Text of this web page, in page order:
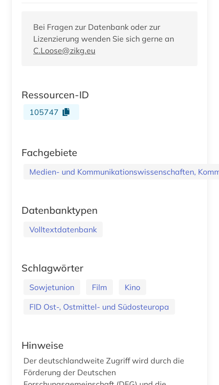
Bei Fragen zur Datenbank oder zur
Lizenzierung wenden Sie sich gerne an
C.Loose@zikg.eu
Ressourcen-ID
105747
Fachgebiete
Medien- und Kommunikationswissenschaften,
Datenbanktypen
Volltextdatenbank
Schlagwörter
Sowjetunion Film
Kino
FID Ost-, Ostmittel- und Südosteuropa
Hinweise
Der deutschlandweite Zugriff wird durch die
Förderung der Deutschen